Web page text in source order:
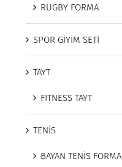
RUGBY FORMA
SPOR GİYİM SETİ
TAYT
FITNESS TAYT
TENİS
BAYAN TENİS FORMA